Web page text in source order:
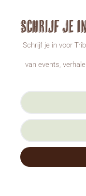
Schrijf je
Schrijf je in voor
van events,